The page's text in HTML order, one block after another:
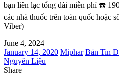
bạn liên lạc tổng đài miễn phí ☎️
các nhà thuốc trên toàn quốc hoặc
Viber)
June 4, 2024
January 14, 2020 Miphar Bản Tin
Nguyên Liệu
Share